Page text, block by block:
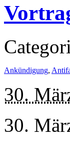
Ankündigung,
30.
30.